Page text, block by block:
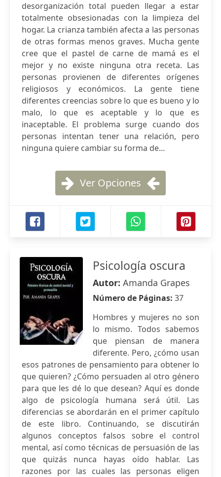
desorganización total pueden llegar a estar
totalmente obsesionadas con la limpieza del
hogar. La crianza también afecta a las personas
de otras formas menos graves. Mucha gente
cree que el pastel de carne de mamá es el
mejor y no existe ninguna otra receta. Las
personas provienen de diferentes orígenes
religiosos y económicos. La gente tiene
diferentes creencias sobre lo que es bueno y lo
malo, lo que es aceptable y lo que es
inaceptable. El problema surge cuando dos
personas intentan tener una relación, pero
ninguna quiere cambiar su forma de...
Ver Opciones
Psicología oscura
Autor: Amanda Grapes
Número de Páginas: 37
Hombres y mujeres no son
lo mismo. Todos sabemos
que piensan de manera
diferente. Pero, ¿cómo usan
esos patrones de pensamiento para obtener lo
que quieren? ¿Cómo persuaden al otro género
para que les dé lo que desean? Aquí es donde
algo de psicología humana será útil. Las
diferencias se abordarán en el primer capítulo
de este libro. Continuando, se discutirán
algunos conceptos falsos sobre el control
mental, así como técnicas de persuasión de las
que quizás nunca hayas oído hablar. Las
razones por las cuales las personas eligen